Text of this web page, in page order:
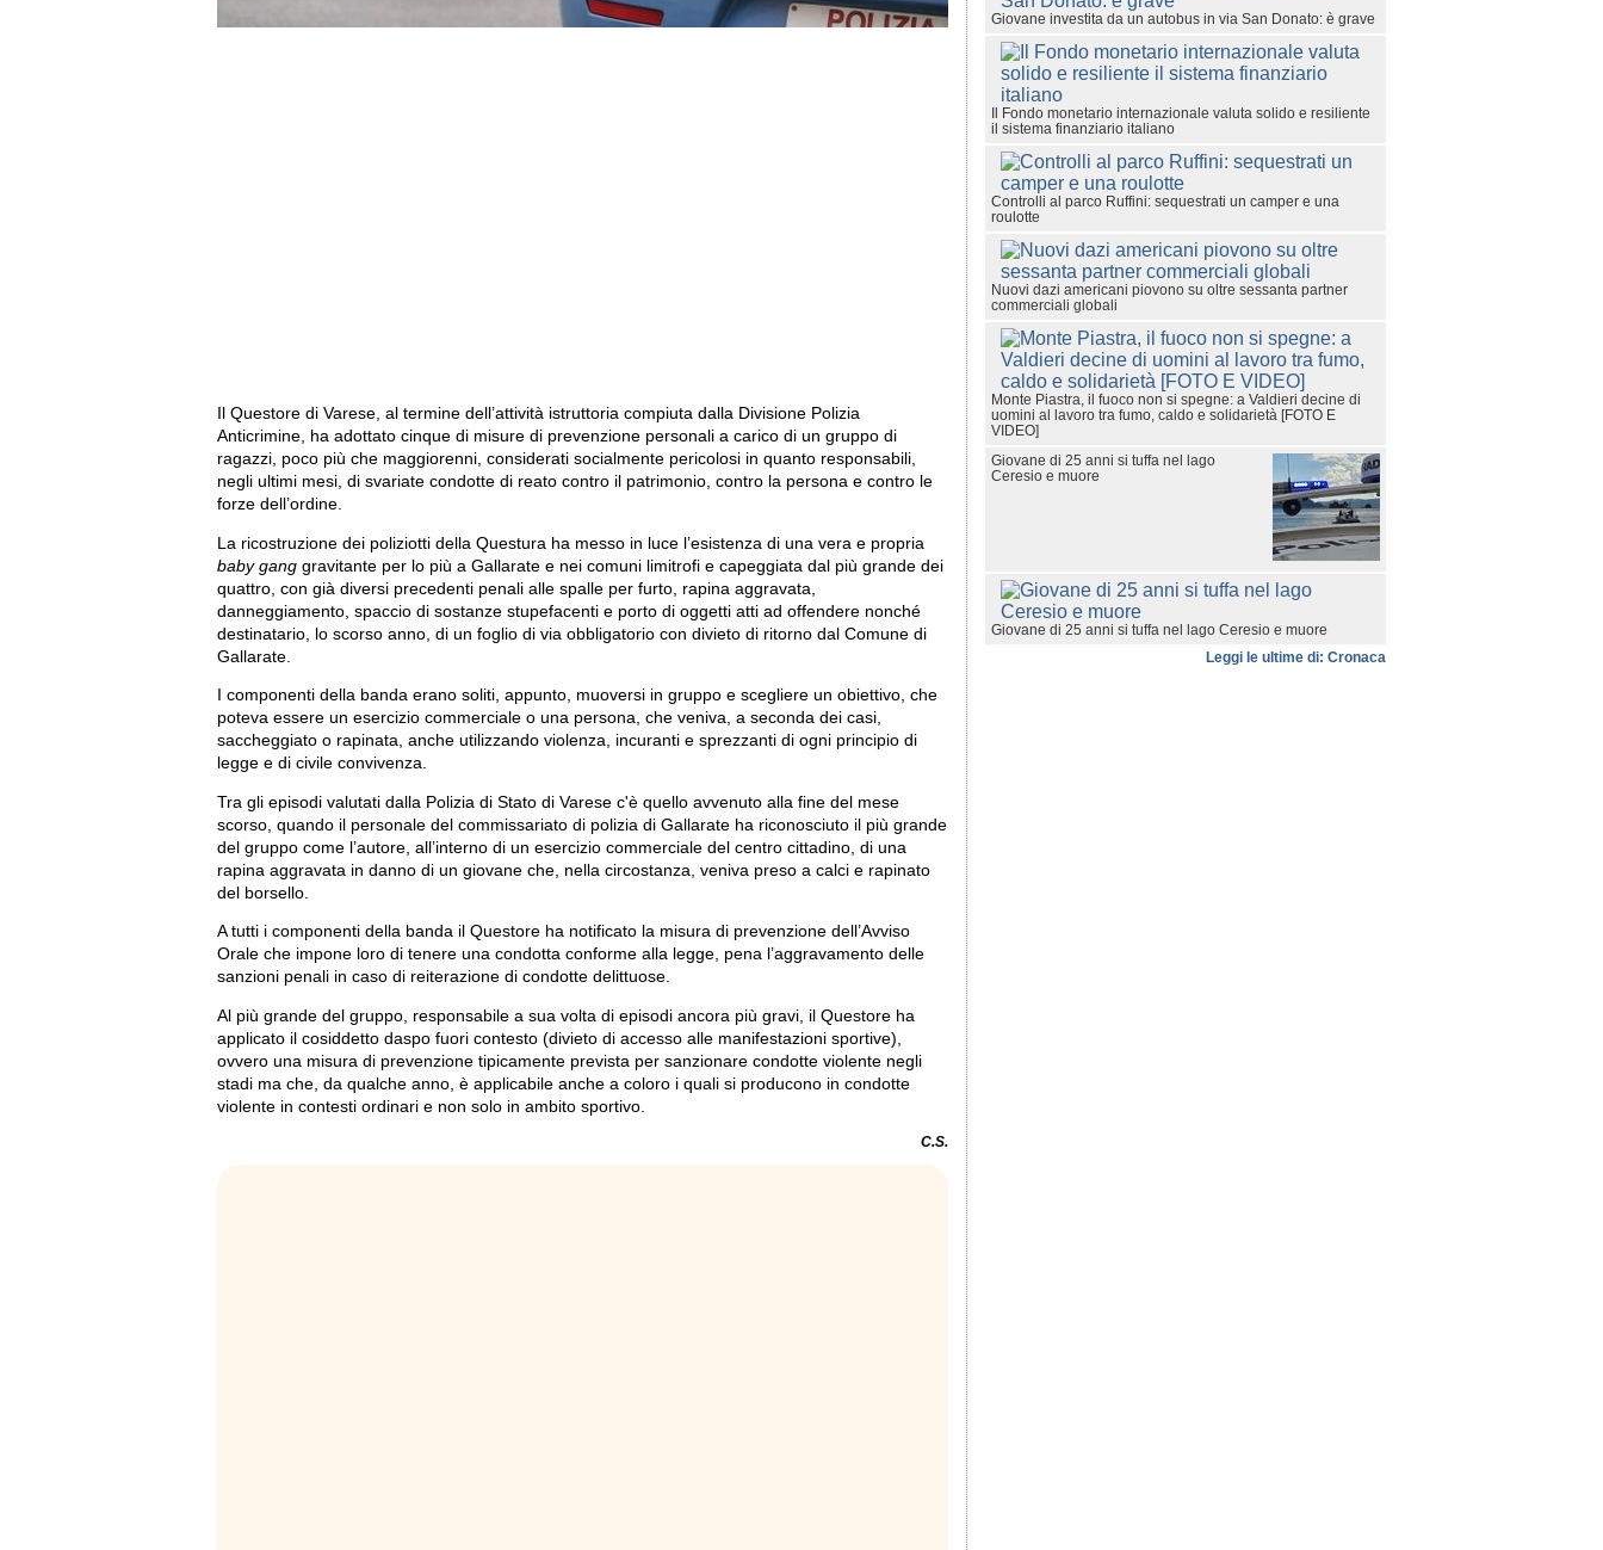
Il Questore di Varese, al termine dell’attività istruttoria compiuta dalla Divisione Polizia
Anticrimine, ha adottato cinque di misure di prevenzione personali a carico di un gruppo di
ragazzi, poco più che maggiorenni, considerati socialmente pericolosi in quanto responsabili,
negli ultimi mesi, di svariate condotte di reato contro il patrimonio, contro la persona e contro le
forze dell’ordine.
La ricostruzione dei poliziotti della Questura ha messo in luce l’esistenza di una vera e propria
baby gang gravitante per lo più a Gallarate e nei comuni limitrofi e capeggiata dal più grande dei
quattro, con già diversi precedenti penali alle spalle per furto, rapina aggravata,
danneggiamento, spaccio di sostanze stupefacenti e porto di oggetti atti ad offendere nonché
destinatario, lo scorso anno, di un foglio di via obbligatorio con divieto di ritorno dal Comune di
Gallarate.
I componenti della banda erano soliti, appunto, muoversi in gruppo e scegliere un obiettivo, che
poteva essere un esercizio commerciale o una persona, che veniva, a seconda dei casi,
saccheggiato o rapinata, anche utilizzando violenza, incuranti e sprezzanti di ogni principio di
legge e di civile convivenza.
Tra gli episodi valutati dalla Polizia di Stato di Varese c'è quello avvenuto alla fine del mese
scorso, quando il personale del commissariato di polizia di Gallarate ha riconosciuto il più grande
del gruppo come l’autore, all’interno di un esercizio commerciale del centro cittadino, di una
rapina aggravata in danno di un giovane che, nella circostanza, veniva preso a calci e rapinato
del borsello.
A tutti i componenti della banda il Questore ha notificato la misura di prevenzione dell’Avviso
Orale che impone loro di tenere una condotta conforme alla legge, pena l’aggravamento delle
sanzioni penali in caso di reiterazione di condotte delittuose.
Al più grande del gruppo, responsabile a sua volta di episodi ancora più gravi, il Questore ha
applicato il cosiddetto daspo fuori contesto (divieto di accesso alle manifestazioni sportive),
ovvero una misura di prevenzione tipicamente prevista per sanzionare condotte violente negli
stadi ma che, da qualche anno, è applicabile anche a coloro i quali si producono in condotte
violente in contesti ordinari e non solo in ambito sportivo.
C.S.
Giovane investita da un autobus in via San Donato: è grave
Il Fondo monetario internazionale valuta solido e resiliente
il sistema finanziario italiano
Controlli al parco Ruffini: sequestrati un camper e una
roulotte
Nuovi dazi americani piovono su oltre sessanta partner
commerciali globali
Monte Piastra, il fuoco non si spegne: a Valdieri decine di
uomini al lavoro tra fumo, caldo e solidarietà [FOTO E
VIDEO]
Giovane di 25 anni si tuffa nel lago
Ceresio e muore
Giovane di 25 anni si tuffa nel lago Ceresio e muore
Leggi le ultime di: Cronaca